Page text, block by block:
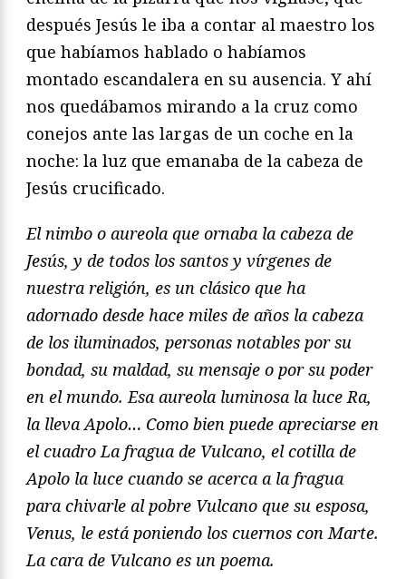
después Jesús le iba a contar al maestro los
que habíamos hablado o habíamos
montado escandalera en su ausencia. Y ahí
nos quedábamos mirando a la cruz como
conejos ante las largas de un coche en la
noche: la luz que emanaba de la cabeza de
Jesús crucificado.
El nimbo o aureola que ornaba la cabeza de
Jesús, y de todos los santos y vírgenes de
nuestra religión, es un clásico que ha
adornado desde hace miles de años la cabeza
de los iluminados, personas notables por su
bondad, su maldad, su mensaje o por su poder
en el mundo. Esa aureola luminosa la luce Ra,
la lleva Apolo… Como bien puede apreciarse en
el cuadro La fragua de Vulcano, el cotilla de
Apolo la luce cuando se acerca a la fragua
para chivarle al pobre Vulcano que su esposa,
Venus, le está poniendo los cuernos con Marte.
La cara de Vulcano es un poema.